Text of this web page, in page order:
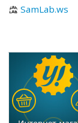
SamLab.ws